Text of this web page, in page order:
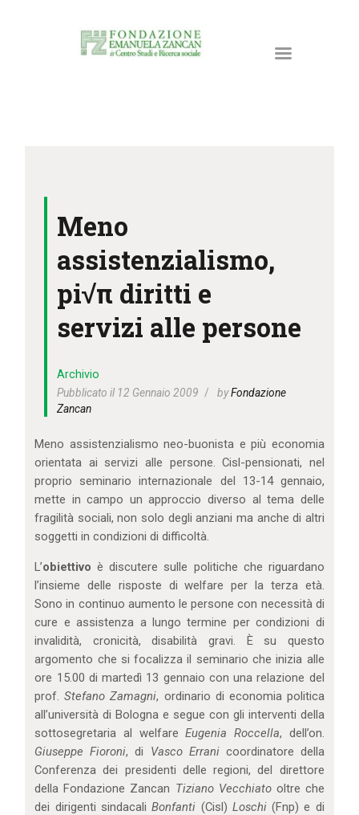
ATTIVITÀ E PROGETTI
RISORSE
NEWS
DONA ORA
IL MIO ACCOUNT
CARRELLO
Meno
assistenzialismo,
pi√π diritti e
servizi alle persone
Archivio
Pubblicato il 12 Gennaio 2009
byFondazione
Zancan
Meno assistenzialismo neo-buonista e più economia
orientata ai servizi alle persone. Cisl-pensionati, nel
proprio seminario internazionale del 13-14 gennaio,
mette in campo un approccio diverso al tema delle
fragilità sociali, non solo degli anziani ma anche di altri
soggetti in condizioni di difficoltà.
L’obiettivo è discutere sulle politiche che riguardano
l’insieme delle risposte di welfare per la terza età.
Sono in continuo aumento le persone con necessità di
cure e assistenza a lungo termine per condizioni di
invalidità, cronicità, disabilità gravi. È su questo
argomento che si focalizza il seminario che inizia alle
ore 15.00 di martedì 13 gennaio con una relazione del
prof.Stefano Zamagni, ordinario di economia politica
all’università di Bologna e segue con gli interventi della
sottosegretaria al welfareEugenia Roccella, dell’on.
Giuseppe Fioroni, di Vasco Erranicoordinatore della
Conferenza dei presidenti delle regioni, del direttore
della Fondazione Zancan TizianoVecchiatooltre che
dei dirigenti sindacaliBonfanti (Cisl) Loschi(Fnp) e di